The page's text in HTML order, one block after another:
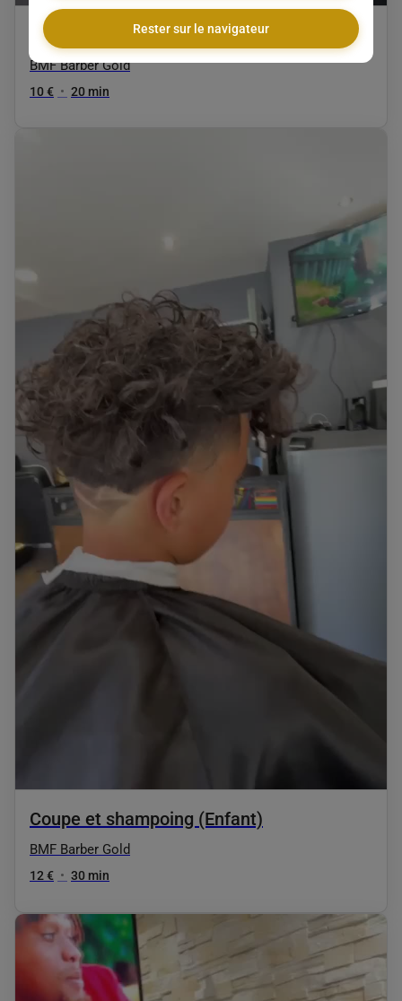
Défrisage
BMF Barber Gold
10 € • 20 min
Coupe et shampoing (Enfant)
BMF Barber Gold
12 € • 30 min
Rester sur le navigateur